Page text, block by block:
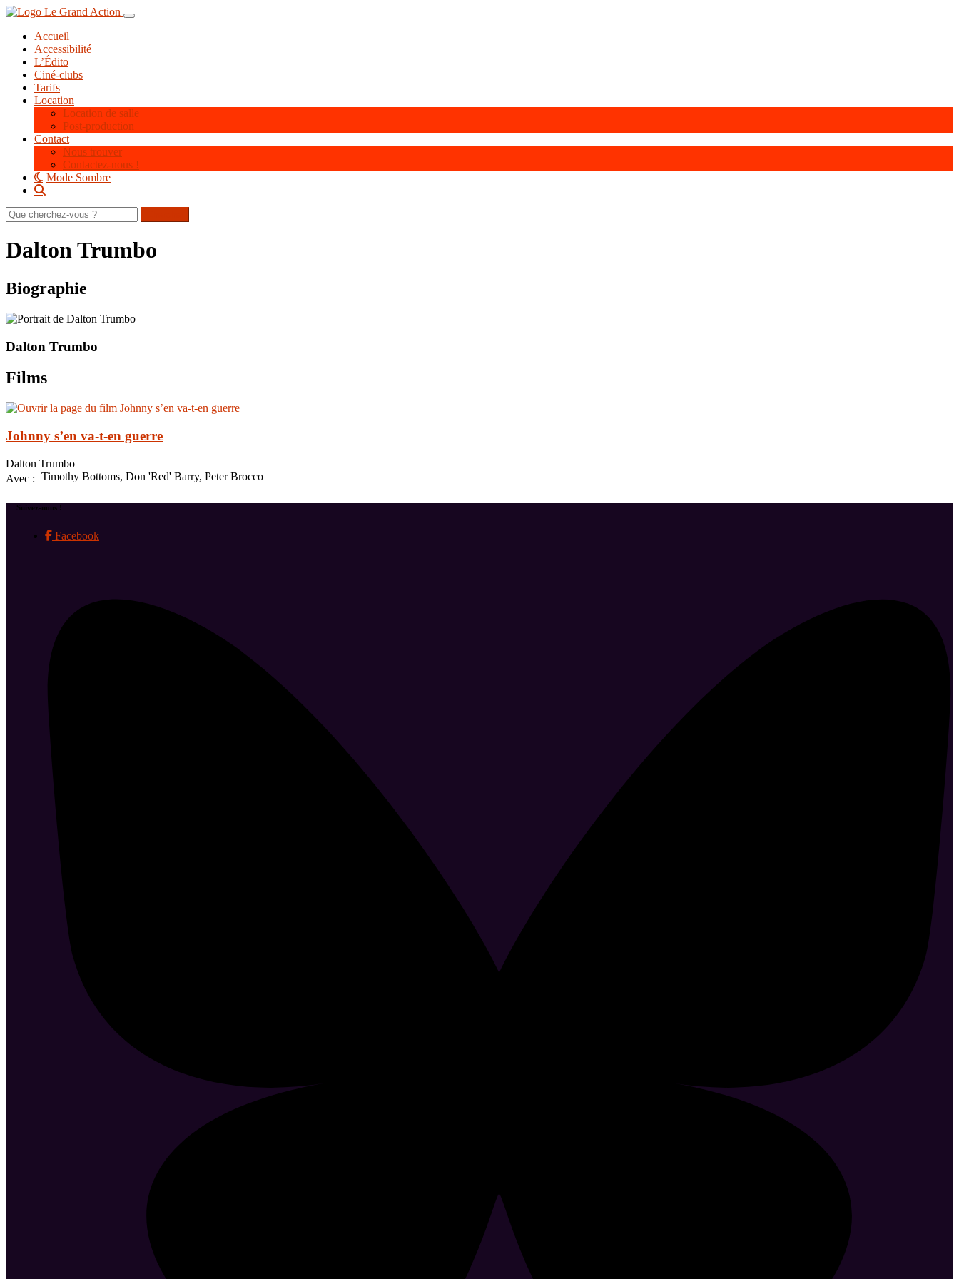
Aller
contenu
principal
Toggle navigation
Accueil
Accessibilité
L’Édito
Ciné-clubs
Tarifs
Location
Location de salle
Post-production
Contact
Nous trouver
Contactez-nous !
Mode Sombre
Rechercher
sur
site
Dalton Trumbo
Biographie
Dalton Trumbo
Films
Johnny s’en va-t-en guerre
Dalton Trumbo
Avec : Timothy Bottoms, Don 'Red' Barry, Peter Brocco
Suivez-nous !
Facebook